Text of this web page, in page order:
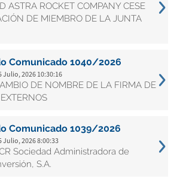
ASTRA ROCKET COMPANY CESE
DE MIEMBRO DE LA JUNTA
Comunicado 1040/2026
Julio, 2026 10:30:16
DE NOMBRE DE LA FIRMA DE
Comunicado 1039/2026
Julio, 2026 8:00:33
Sociedad Administradora de
S.A.